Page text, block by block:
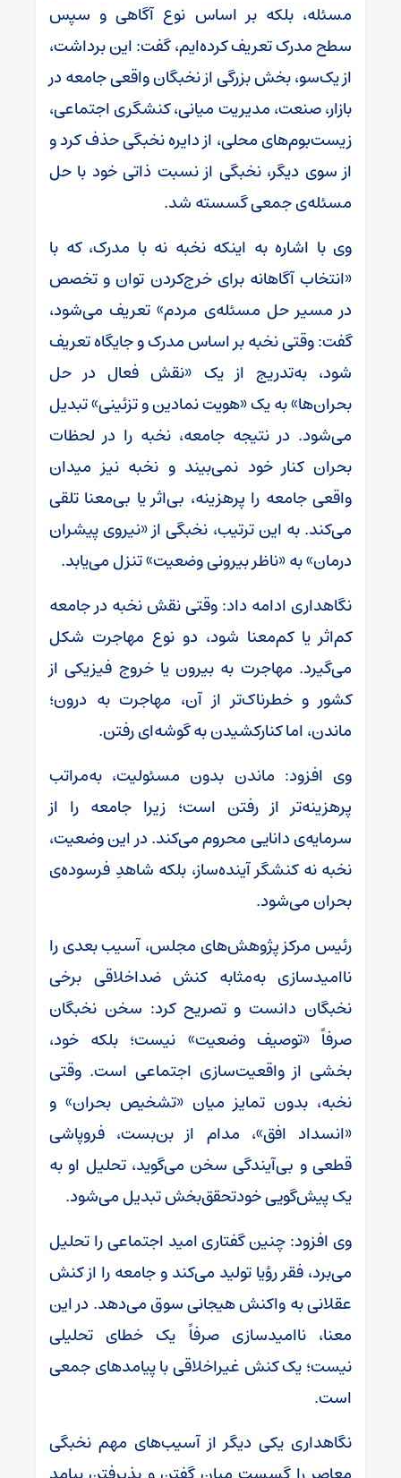
مسئله، بلکه بر اساس نوع آگاهی و سپس
سطح مدرک تعریف کرده‌ایم، گفت: این برداشت،
از یک‌سو، بخش بزرگی از نخبگان واقعی جامعه در
بازار، صنعت، مدیریت میانی، کنشگری اجتماعی،
زیست‌بوم‌های محلی، از دایره نخبگی حذف کرد و
از سوی دیگر، نخبگی از نسبت ذاتی خود با حل
مسئله‌ی جمعی گسسته شد.
وی با اشاره به اینکه نخبه نه با مدرک، که با
«انتخاب آگاهانه برای خرج‌کردن توان و تخصص
در مسیر حل مسئله‌ی مردم» تعریف می‌شود،
گفت: وقتی نخبه بر اساس مدرک و جایگاه تعریف
شود، به‌تدریج از یک «نقش فعال در حل
بحران‌ها» به یک «هویت نمادین و تزئینی» تبدیل
می‌شود. در نتیجه جامعه، نخبه را در لحظات
بحران کنار خود نمی‌بیند و نخبه نیز میدان
واقعی جامعه را پرهزینه، بی‌اثر یا بی‌معنا تلقی
می‌کند. به این ترتیب، نخبگی از «نیروی پیشران
درمان» به «ناظر بیرونی وضعیت» تنزل می‌یابد.
نگاهداری ادامه داد: وقتی نقش نخبه در جامعه
کم‌اثر یا کم‌معنا شود، دو نوع مهاجرت شکل
می‌گیرد. مهاجرت به بیرون یا خروج فیزیکی از
کشور و خطرناک‌تر از آن، مهاجرت به درون؛
ماندن، اما کنارکشیدن به گوشه‌ای رفتن.
وی افزود: ماندن بدون مسئولیت، به‌مراتب
پرهزینه‌تر از رفتن است؛ زیرا جامعه را از
سرمایه‌ی دانایی محروم می‌کند. در این وضعیت،
نخبه نه کنشگر آینده‌ساز، بلکه شاهدِ فرسوده‌ی
بحران می‌شود.
رئیس مرکز پژوهش‌های مجلس، آسیب بعدی را
ناامیدسازی به‌مثابه کنش ضداخلاقی برخی
نخبگان دانست و تصریح کرد: سخن نخبگان
صرفاً «توصیف وضعیت» نیست؛ بلکه خود،
بخشی از واقعیت‌سازی اجتماعی است. وقتی
نخبه، بدون تمایز میان «تشخیص بحران» و
«انسداد افق»، مدام از بن‌بست، فروپاشی
قطعی و بی‌آیندگی سخن می‌گوید، تحلیل او به
یک پیش‌گویی خودتحقق‌بخش تبدیل می‌شود.
وی افزود: چنین گفتاری امید اجتماعی را تحلیل
می‌برد، فقر رؤیا تولید می‌کند و جامعه را از کنش
عقلانی به واکنش هیجانی سوق می‌دهد. در این
معنا، ناامیدسازی صرفاً یک خطای تحلیلی
نیست؛ یک کنش غیراخلاقی با پیامدهای جمعی
است.
نگاهداری یکی دیگر از آسیب‌های مهم نخبگی